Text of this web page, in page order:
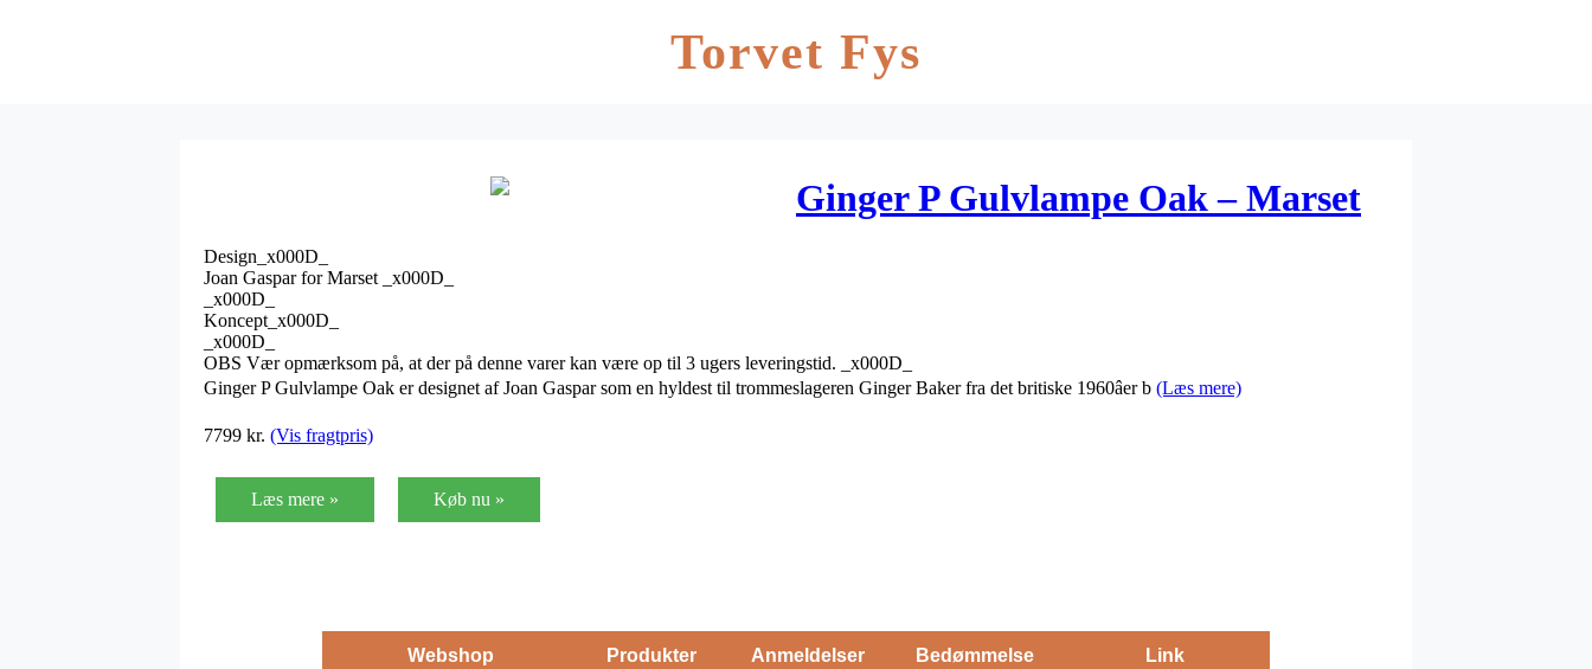
Torvet Fys
Ginger P Gulvlampe Oak – Marset
Design_x000D_
Joan Gaspar for Marset _x000D_
_x000D_
Koncept_x000D_
_x000D_
OBS Vær opmærksom på, at der på denne varer kan være op til 3 ugers leveringstid. _x000D_
Ginger P Gulvlampe Oak er designet af Joan Gaspar som en hyldest til trommeslageren Ginger Baker fra det britiske 1960âer b (Læs mere)
7799 kr. (Vis fragtpris)
Læs mere » Køb nu »
Webshop Produkter Anmeldelser Bedømmelse Link